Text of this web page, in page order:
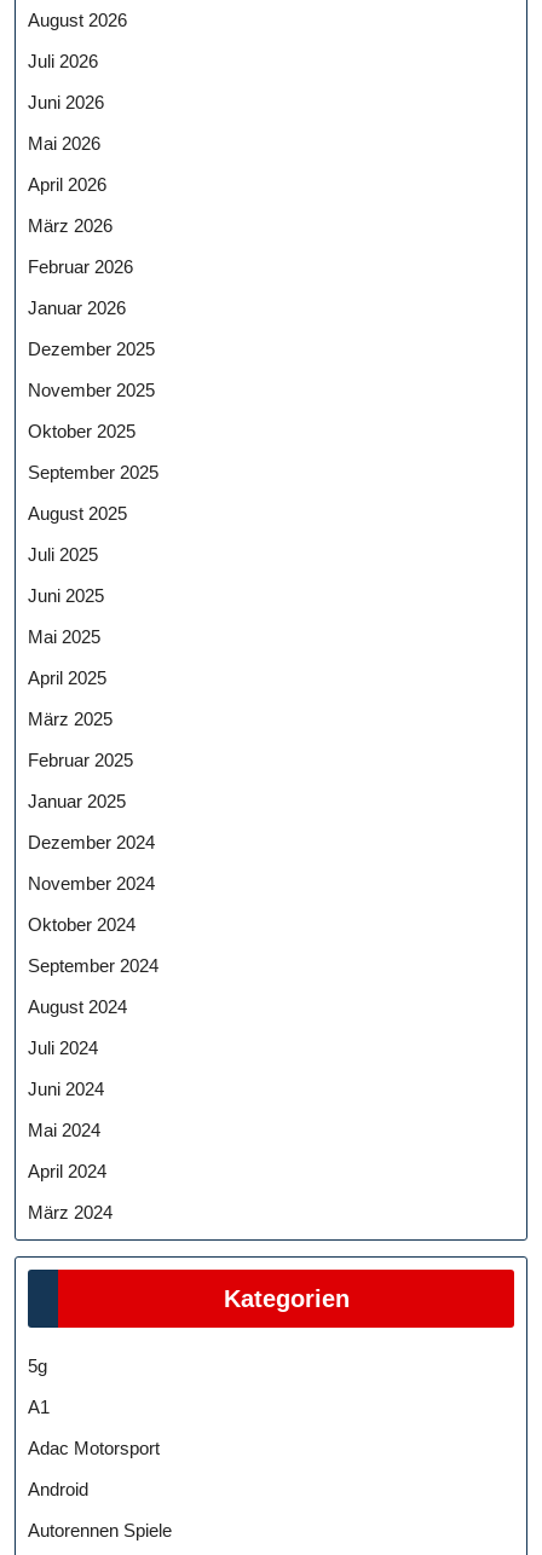
August 2026
Juli 2026
Juni 2026
Mai 2026
April 2026
März 2026
Februar 2026
Januar 2026
Dezember 2025
November 2025
Oktober 2025
September 2025
August 2025
Juli 2025
Juni 2025
Mai 2025
April 2025
März 2025
Februar 2025
Januar 2025
Dezember 2024
November 2024
Oktober 2024
September 2024
August 2024
Juli 2024
Juni 2024
Mai 2024
April 2024
März 2024
Kategorien
5g
A1
Adac Motorsport
Android
Autorennen Spiele